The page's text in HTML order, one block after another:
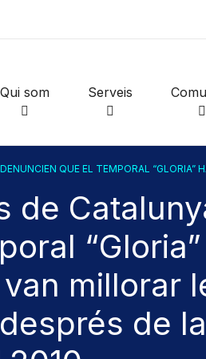
Qui som Serveis
QUE EL TEMPORAL “GLORIA”
de
millorar
de la